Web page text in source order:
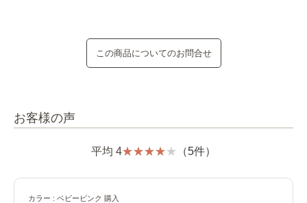
この商品についてのお問合せ
お客様の声
平均 4 （5件）
カラー : ベビーピンク 購入